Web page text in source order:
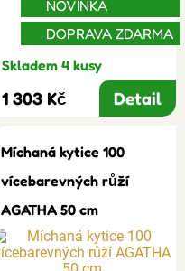
NOVINKA
DOPRAVA ZDARMA
Skladem 4 kusy
1 303 Kč Detail
Míchaná kytice 100
vícebarevných růží
AGATHA 50 cm